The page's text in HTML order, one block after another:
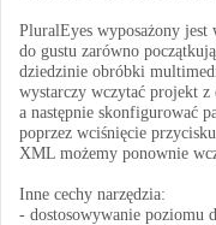
PluralEyes wyposażony
do gustu zarówno
dziedzinie obróbki
wystarczy wczytać projekt
a następnie skonfigurować
poprzez wciśnięcie
XML możemy ponownie
Inne cechy narzędzia:
- dostosowywanie poziomu